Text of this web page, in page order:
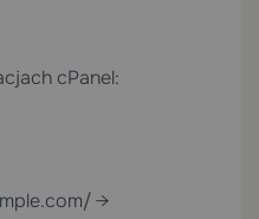
cPanel:
→